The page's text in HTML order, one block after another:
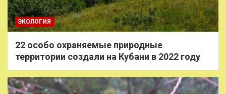
ЭКОЛОГИЯ
22 особо охраняемые природные
территории создали на Кубани в 2022 году